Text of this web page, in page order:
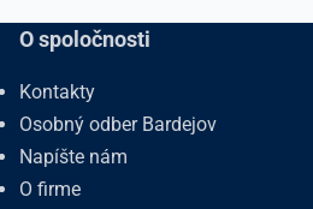
O spoločnosti
Kontakty
Osobný odber Bardejov
Napíšte nám
O firme